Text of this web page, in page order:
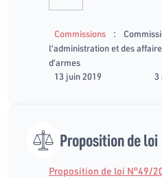
Commissions :
l’administration et des
d’armes
13 juin 2019
3
Proposition de loi
Proposition de loi N°49/